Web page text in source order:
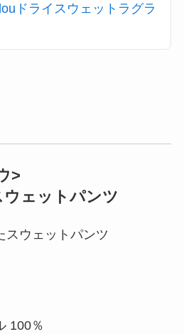
ドライスウェットラグラ
>
ェットパンツ
スウェットパンツ
100％